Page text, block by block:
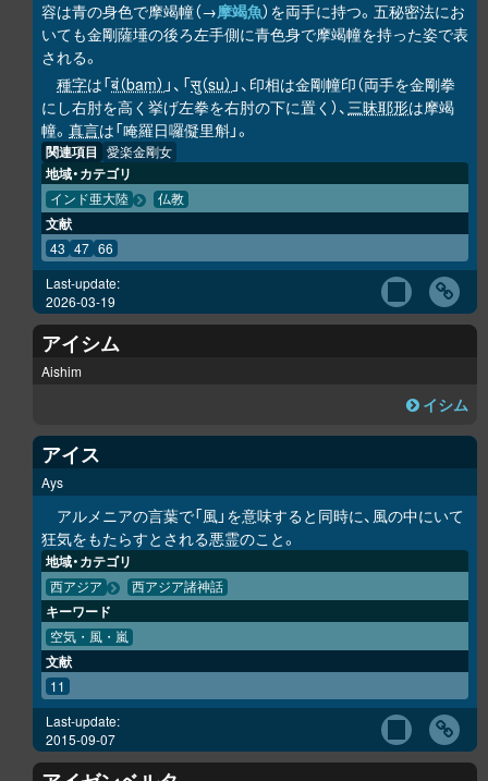
容は青の身色で摩竭幢（→摩竭魚）を両手に持つ。五秘密法にお
いても金剛薩埵の後ろ左手側に青色身で摩竭幢を持った姿で表
される。
種字は「बं（baṃ） 」、「सु（su） 」、印相は金剛幢印（両手を金剛拳
にし右肘を高く挙げ左拳を右肘の下に置く）、三昧耶形は摩竭
幢。 真言は「唵羅日囉儗里斛」。
関連項目 愛楽金剛女
地域・カテゴリ
インド亜大陸 仏教
文献
43 47 66
Last-update:
2026-03-19
アイシム
Aishim
イシム
アイス
Ays
アルメニアの言葉で「風」を意味すると同時に、風の中にいて
狂気をもたらすとされる悪霊のこと。
地域・カテゴリ
西アジア 西アジア諸神話
キーワード
空気・風・嵐
文献
11
Last-update:
2015-09-07